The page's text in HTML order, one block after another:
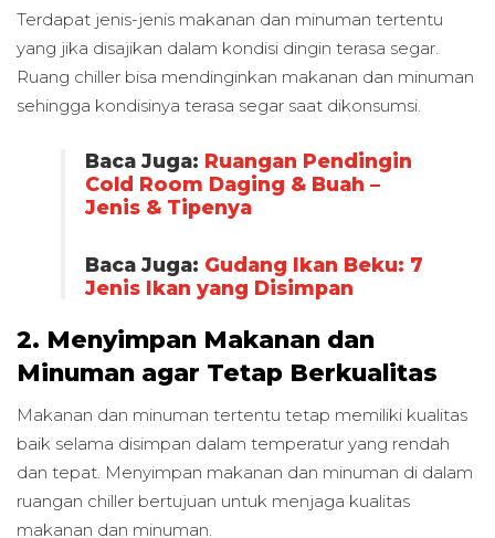
Terdapat jenis-jenis makanan dan minuman tertentu
yang jika disajikan dalam kondisi dingin terasa segar.
Ruang chiller bisa mendinginkan makanan dan minuman
sehingga kondisinya terasa segar saat dikonsumsi.
Baca Juga: Ruangan Pendingin
Cold Room Daging & Buah –
Jenis & Tipenya
Baca Juga: Gudang Ikan Beku: 7
Jenis Ikan yang Disimpan
2. Menyimpan Makanan dan
Minuman agar Tetap Berkualitas
Makanan dan minuman tertentu tetap memiliki kualitas
baik selama disimpan dalam temperatur yang rendah
dan tepat. Menyimpan makanan dan minuman di dalam
ruangan chiller bertujuan untuk menjaga kualitas
makanan dan minuman.